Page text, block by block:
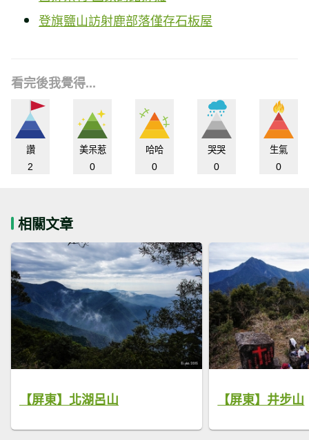
登旗鹽山訪射鹿部落僅存石板屋
看完後我覺得...
讚
2
美呆惹
0
哈哈
0
哭哭
0
生氣
0
相關文章
【屏東】北湖呂山 【屏東】井步山